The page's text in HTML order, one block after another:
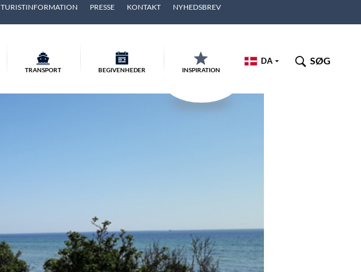
TURISTINFORMATION PRESSE KONTAKT
NYHEDSBREV
DA SØG
TRANSPORT BEGIVENHEDER INSPIRATION